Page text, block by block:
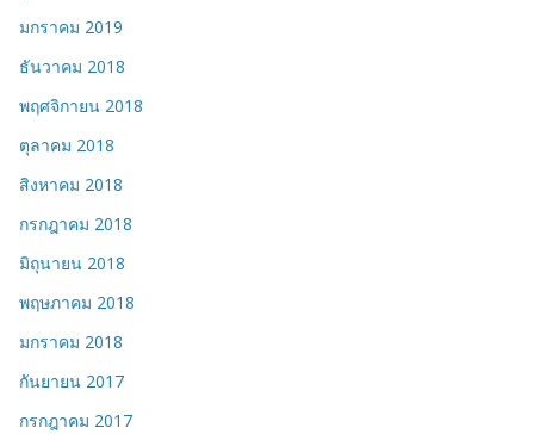
มกราคม 2019
ธันวาคม 2018
พฤศจิกายน 2018
ตุลาคม 2018
สิงหาคม 2018
กรกฎาคม 2018
มิถุนายน 2018
พฤษภาคม 2018
มกราคม 2018
กันยายน 2017
กรกฎาคม 2017